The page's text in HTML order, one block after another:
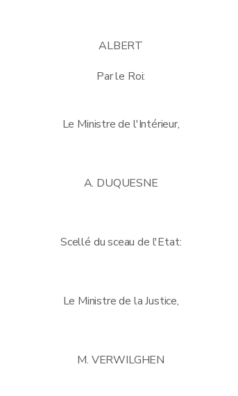
ALBERT
Par le Roi:
Le Ministre de l'Intérieur,
A. DUQUESNE
Scellé du sceau de l'Etat:
Le Ministre de la Justice,
M. VERWILGHEN